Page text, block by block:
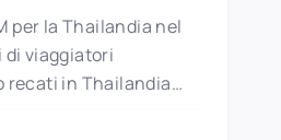
per la Thailandia nel
di viaggiatori
recati in Thailandia